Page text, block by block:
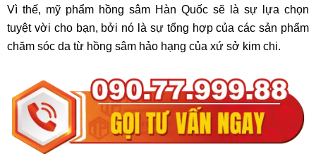
Vì thế, mỹ phẩm hồng sâm Hàn Quốc sẽ là sự lựa chọn
tuyệt vời cho bạn, bởi nó là sự tổng hợp của các sản phẩm
chăm sóc da từ hồng sâm hảo hạng của xứ sở kim chi.